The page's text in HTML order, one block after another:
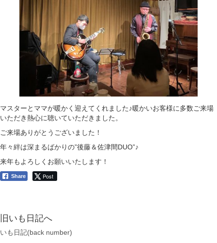
マスターとママが暖かく迎えてくれました♪暖かいお客様に多数ご来場
いただき熱心に聴いていただきました。
ご来場ありがとうございました！
年々絆は深まるばかりの”後藤＆佐津間DUO”♪
来年もよろしくお願いいたします！
Share Post
旧いも日記へ
いも日記(back number)